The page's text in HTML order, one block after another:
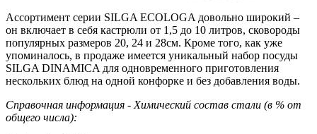
Ассортимент серии SILGA ECOLOGA довольно широкий –
он включает в себя кастрюли от 1,5 до 10 литров, сковороды
популярных размеров 20, 24 и 28см. Кроме того, как уже
упоминалось, в продаже имеется уникальный набор посуды
SILGA DINAMICA для одновременного приготовления
нескольких блюд на одной конфорке и без добавления воды.
Справочная информация - Химический состав стали (в % от
общего числа):